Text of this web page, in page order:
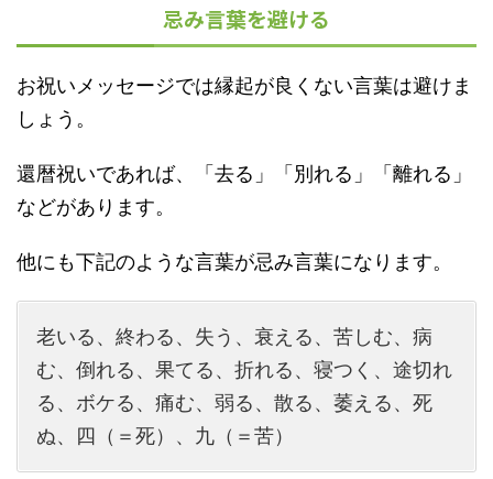
忌み言葉を避ける
お祝いメッセージでは縁起が良くない言葉は避けま
しょう。
還暦祝いであれば、「去る」「別れる」「離れる」
などがあります。
他にも下記のような言葉が忌み言葉になります。
老いる、終わる、失う、衰える、苦しむ、病
む、倒れる、果てる、折れる、寝つく、途切れ
る、ボケる、痛む、弱る、散る、萎える、死
ぬ、四（＝死）、九（＝苦）